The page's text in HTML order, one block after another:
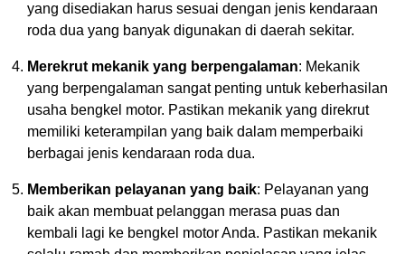
yang disediakan harus sesuai dengan jenis kendaraan
roda dua yang banyak digunakan di daerah sekitar.
Merekrut mekanik yang berpengalaman: Mekanik
yang berpengalaman sangat penting untuk keberhasilan
usaha bengkel motor. Pastikan mekanik yang direkrut
memiliki keterampilan yang baik dalam memperbaiki
berbagai jenis kendaraan roda dua.
Memberikan pelayanan yang baik: Pelayanan yang
baik akan membuat pelanggan merasa puas dan
kembali lagi ke bengkel motor Anda. Pastikan mekanik